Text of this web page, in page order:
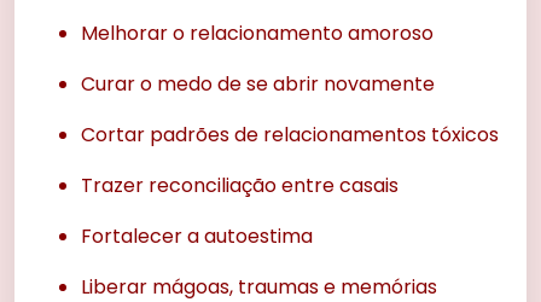
Melhorar o relacionamento amoroso
Curar o medo de se abrir novamente
Cortar padrões de relacionamentos tóxicos
Trazer reconciliação entre casais
Fortalecer a autoestima
Liberar mágoas, traumas e memórias